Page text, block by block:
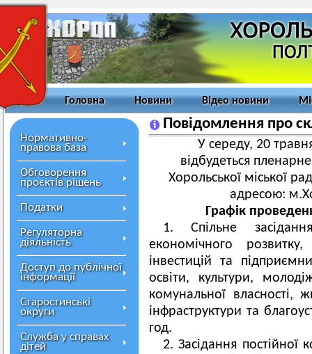
Головна Новини Відео новини
Нормативно-
правова база
Обговорення
проєктів рішень
Податки
Регуляторна
діяльність
Доступ до публічної
інформації
Старостинські
округи
Служба у справах
дітей
Повідомлення про
У середу, 20
відбудеться
Хорольської міської
адресою:
Графік
1. Спільне
економічного
інвестицій та
освіти, культури,
комунальної власності,
інфраструктури та
год.
2. Засідання постійної